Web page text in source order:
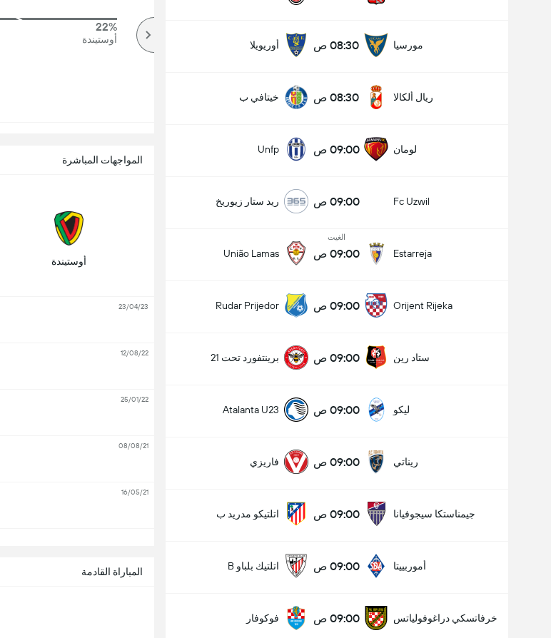
مورسيا 08:30 ص أوريويلا
ريال ألكالا 08:30 ص خيتافي ب
لومان 09:00 ص Unfp
Fc Uzwil 09:00 ص ريد ستار زيوريخ
Estarreja
الغيت
09:00 ص União Lamas
Orijent Rijeka 09:00 ص Rudar Prijedor
ستاد رين 09:00 ص برينتفورد تحت 21
ليكو 09:00 ص Atalanta U23
ريناتي 09:00 ص فاريزي
جيمناستكا سيجوفيانا 09:00 ص اتلتيكو مدريد ب
أموربييتا 09:00 ص اتلتيك بلباو B
خرفاتسكي دراغوفولياتس 09:00 ص فوكوفار
المباراة القادمة
22%
أوستيندة
المواجهات المباشرة
أوستيندة
23/04/23
12/08/22
25/01/22
08/08/21
16/05/21